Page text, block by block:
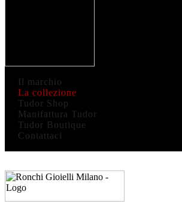
Il marchio
La collezione
Tudor Shop
Manifattura Tudor
Tudor Boutique
Contattaci